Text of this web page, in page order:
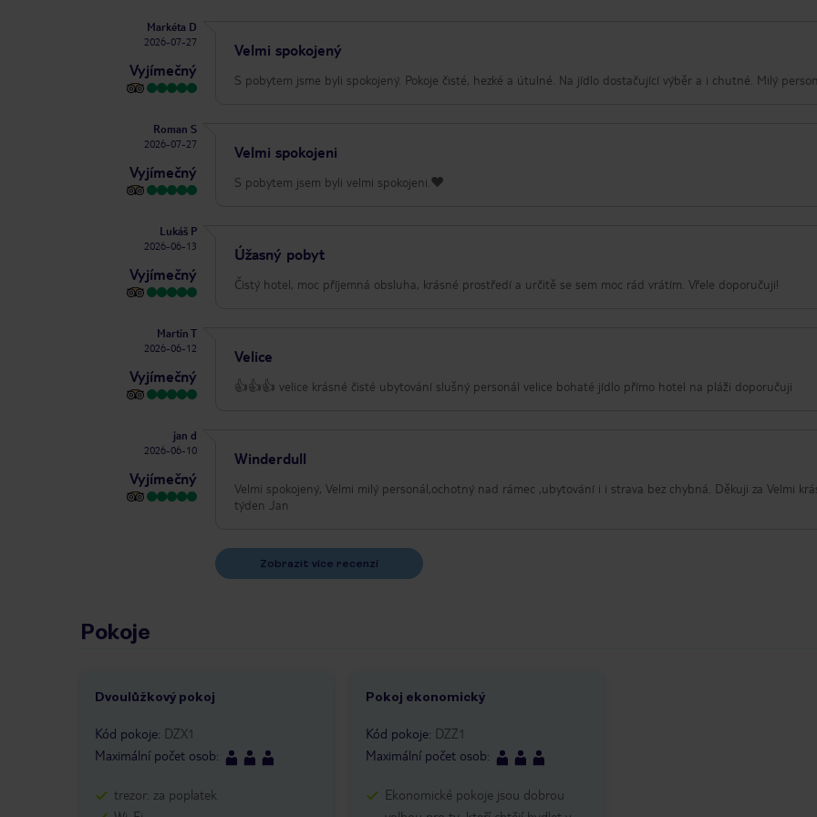
Markéta D
2026-07-27
Vyjímečný
Velmi spokojený
S pobytem jsme byli spokojený. Pokoje čisté, hezké a útulné. Na jídlo dostačující výběr a i chutné. Milý
Roman S
2026-07-27
Vyjímečný
Velmi spokojeni
S pobytem jsem byli velmi spokojeni.❤️
Lukáš P
2026-06-13
Vyjímečný
Úžasný pobyt
Čistý hotel, moc příjemná obsluha, krásné prostředí a určitě se sem moc rád vrátím. Vřele doporučuji!
Martin T
2026-06-12
Vyjímečný
Velice
👍👍👍 velice krásné čisté ubytování slušný personál velice bohaté jídlo přímo hotel na pláži doporučuji
jan d
2026-06-10
Vyjímečný
Winderdull
Velmi spokojený, Velmi milý personál,ochotný nad rámec ,ubytování i i strava bez chybná. Děkuji za Velmi krásný
týden Jan
Zobrazit více recenzí
Pokoje
Dvoulůžkový pokoj
Kód pokoje: DZX1
Maximální počet osob:
trezor: za poplatek
Pokoj ekonomický
Kód pokoje: DZZ1
Maximální počet osob:
Ekonomické pokoje jsou dobrou